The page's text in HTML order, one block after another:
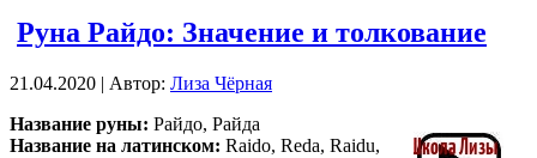
Руна Райдо: Значение и толкование
21.04.2020 | Автор: Лиза Чёрная
Название руны: Райдо, Райда
Название на латинском: Raido, Reda, Raidu,